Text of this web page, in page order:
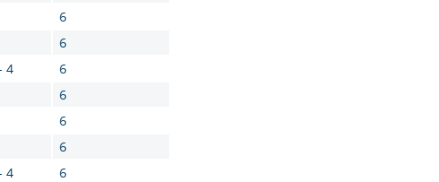
6
6
4
6
6
6
6
4
6